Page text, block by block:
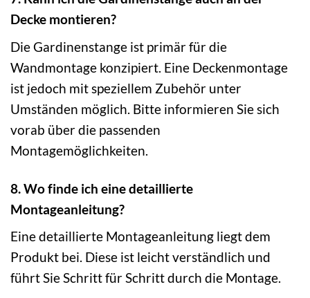
Decke montieren?
Die Gardinenstange ist primär für die
Wandmontage konzipiert. Eine Deckenmontage
ist jedoch mit speziellem Zubehör unter
Umständen möglich. Bitte informieren Sie sich
vorab über die passenden
Montagemöglichkeiten.
8. Wo finde ich eine detaillierte
Montageanleitung?
Eine detaillierte Montageanleitung liegt dem
Produkt bei. Diese ist leicht verständlich und
führt Sie Schritt für Schritt durch die Montage.